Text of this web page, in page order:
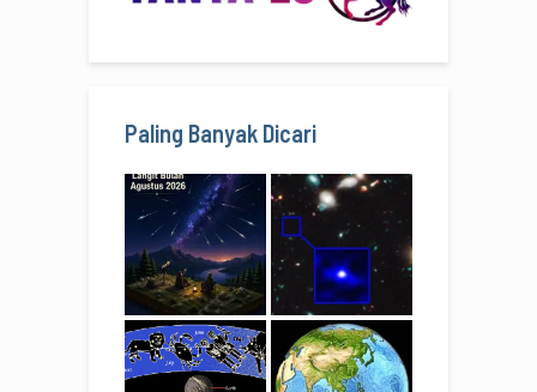
Paling Banyak Dicari